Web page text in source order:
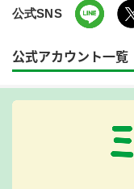
公式SNS
公式アカウント一覧